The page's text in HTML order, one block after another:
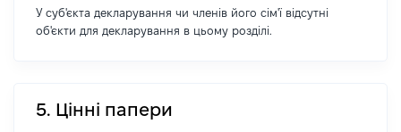
У суб'єкта декларування чи членів його сім'ї відсутні
об'єкти для декларування в цьому розділі.
5. Цінні папери